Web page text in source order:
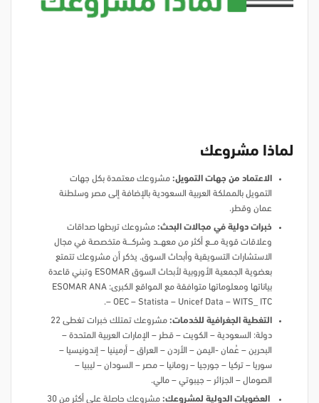
لماذا مشروعك
الاعتماد من جهات التمويل: مشروعك معتمدة بكل جهات
التمويل بالمملكة العربية السعودية بالإضافة إلى مصر وسلطنة
عمان وقطر.
خبرات دولية في مجالات البحث: مشروعك تربطها صداقات
وعلاقات قوية مـــــع أكثر من معهــــد وشركــــــة متخصصة في مجال
الاستشارات التسويقية وأبحاث السوق. يذكر أن مشروعك تتمتع
بعضوية الجمعية الأوروبية لأبحاث السوق ESOMAR وتبني قاعدة
بياناتها ومعلوماتها متوافقة مع المواقع الكبرى: ESOMAR ANA
– OEC – Statista – Unicef Data – WITS_ ITC.
التغطية الجغرافية للخدمات:
مشروعك تمتلك خبرات تغطى 22
دولة: السعودية – الكويت – قطر – الإمارات العربية المتحدة –
البحرين – عُمان -اليمن – الأردن – العراق – أرمينيا – إندونيسيا –
سوريا – تركيا – جورجيا – رومانيا – مصر – السودان – ليبيا –
الصومال – الجزائر – جيبوتي – مالي.
العضويات الدولية لمشروعك:
مشروعك حاصلة على أكثر من 30